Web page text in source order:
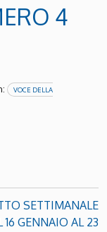
4
VOCE DELLA
SETTIMANALE
16 GENNAIO AL 23